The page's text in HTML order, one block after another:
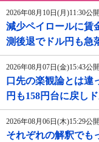
2026年08月10日(月)11:30公開
減少ペイロールに賃
測後退でドル円も急
2026年08月07日(金)15:43公開
口先の楽観論とは違
円も158円台に戻し
2026年08月06日(木)15:29公開
それぞれの解釈でも